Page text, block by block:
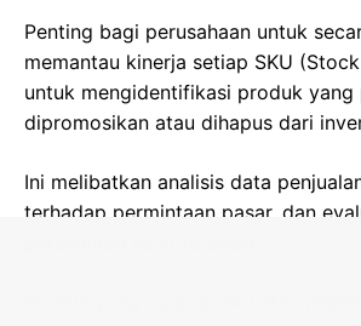
Penting bagi perusahaan untuk
memantau kinerja setiap SKU
untuk mengidentifikasi produk yang
dipromosikan atau dihapus dari
Ini melibatkan analisis data
terhadap permintaan pasar, dan